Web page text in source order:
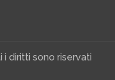
diritti sono riservati